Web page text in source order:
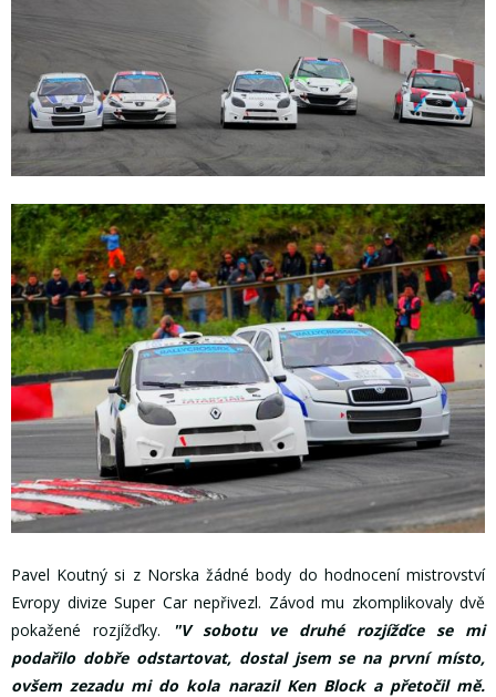
Pavel Koutný si z Norska žádné body do hodnocení mistrovství
Evropy divize Super Car nepřivezl. Závod mu zkomplikovaly dvě
pokažené rozjížďky.
"V sobotu ve druhé rozjížďce se mi
podařilo dobře odstartovat, dostal jsem se na první místo,
ovšem zezadu mi do kola narazil Ken Block a přetočil mě.